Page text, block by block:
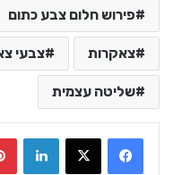
פירוש חלום צבע כתום
צאקרות צבעי
שליטה עצמית
LinkedIn